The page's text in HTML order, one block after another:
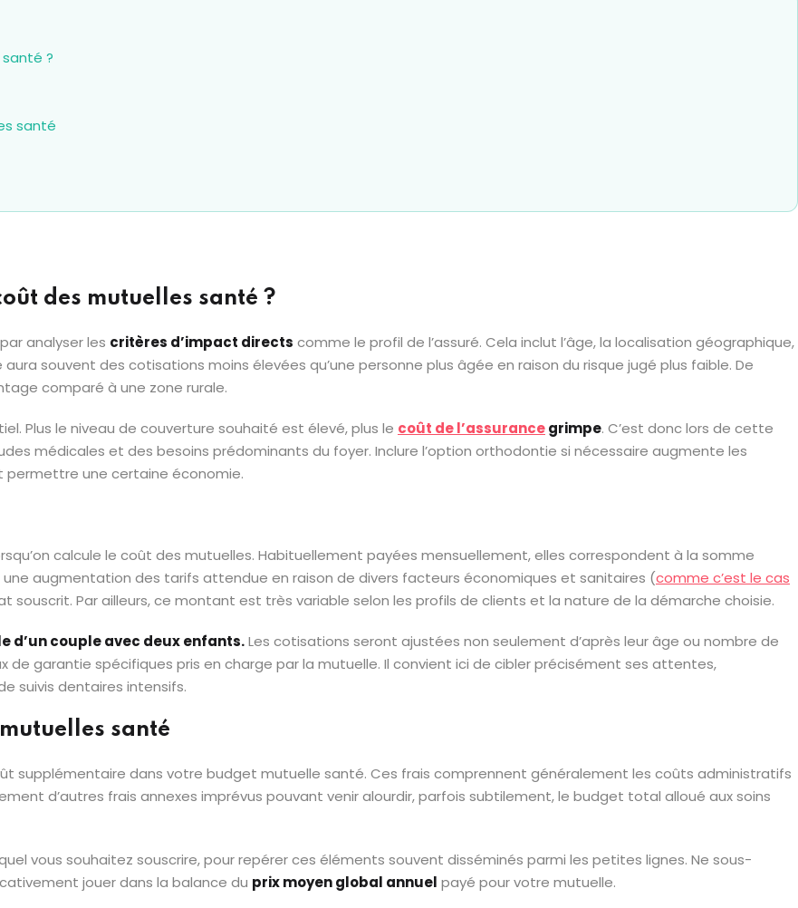
?
santé
des mutuelles santé ?
analyser les critères d’impact directs comme le profil de l’assuré. Cela inclut l’âge, la localisation géographique,
souvent des cotisations moins élevées qu’une personne plus âgée en raison du risque jugé plus faible. De
comparé à une zone rurale.
Plus le niveau de couverture souhaité est élevé, plus le coût de l’assurancegrimpe. C’est donc lors de cette
médicales et des besoins prédominants du foyer. Inclure l’option orthodontie si nécessaire augmente les
permettre une certaine économie.
calcule le coût des mutuelles. Habituellement payées mensuellement, elles correspondent à la somme
une augmentation des tarifs attendue en raison de divers facteurs économiques et sanitaires (comme c’est le cas
Par ailleurs, ce montant est très variable selon les profils de clients et la nature de la démarche choisie.
d’un couple avec deux enfants.Les cotisations seront ajustées non seulement d’après leur âge ou nombre de
garantie spécifiques pris en charge par la mutuelle. Il convient ici de cibler précisément ses attentes,
suivis dentaires intensifs.
santé
supplémentaire dans votre budget mutuelle santé. Ces frais comprennent généralement les coûts administratifs
d’autres frais annexes imprévus pouvant venir alourdir, parfois subtilement, le budget total alloué aux soins
vous souhaitez souscrire, pour repérer ces éléments souvent disséminés parmi les petites lignes. Ne sous-
jouer dans la balance du prix moyen global annuel payé pour votre mutuelle.